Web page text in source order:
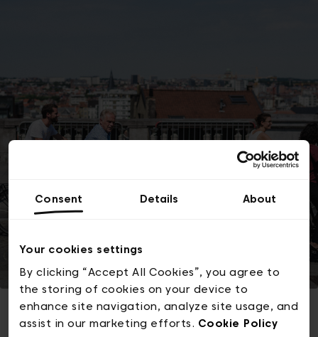
Consent Details About
Your cookies settings
By clicking “Accept All Cookies”, you agree to
the storing of cookies on your device to
enhance site navigation, analyze site usage, and
assist in our marketing efforts. Cookie Policy